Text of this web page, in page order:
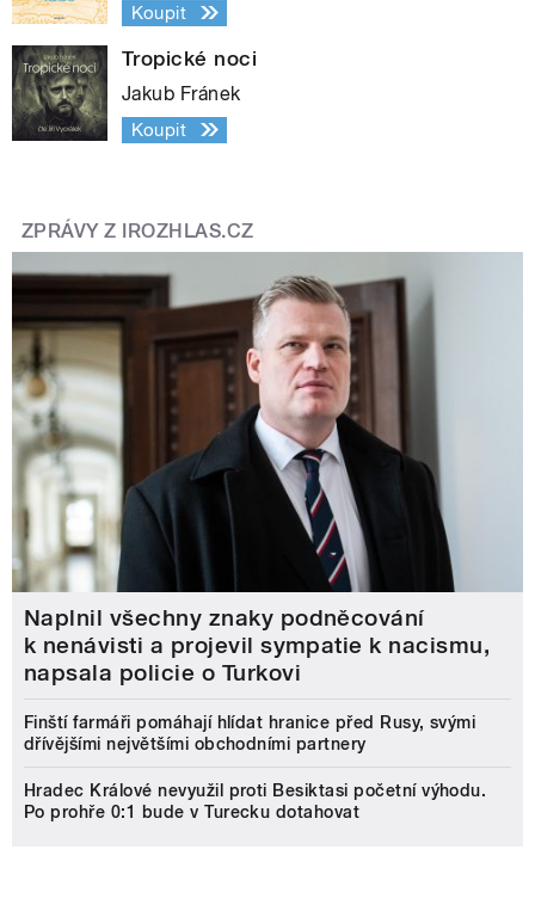
Koupit
Tropické noci
Jakub Fránek
Koupit
ZPRÁVY Z IROZHLAS.CZ
Naplnil všechny znaky podněcování
k nenávisti a projevil sympatie k nacismu,
napsala policie o Turkovi
Finští farmáři pomáhají hlídat hranice před Rusy, svými
dřívějšími největšími obchodními partnery
Hradec Králové nevyužil proti Besiktasi početní výhodu.
Po prohře 0:1 bude v Turecku dotahovat